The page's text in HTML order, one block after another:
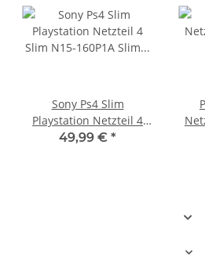
Sony Ps4 Slim
Playstation Netzteil 4
Slim N15-160P1A Slim
49,99 € *